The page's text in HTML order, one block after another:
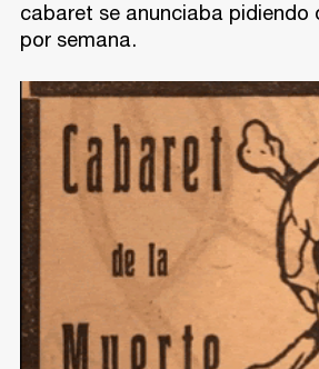
cabaret se anunciaba pidiendo
por semana.